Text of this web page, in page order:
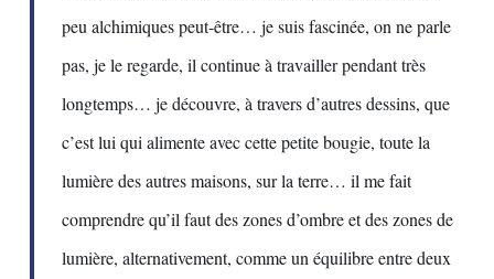
peu alchimiques peut-être… je suis fascinée, on ne parle
pas, je le regarde, il continue à travailler pendant très
longtemps… je découvre, à travers d’autres dessins, que
c’est lui qui alimente avec cette petite bougie, toute la
lumière des autres maisons, sur la terre… il me fait
comprendre qu’il faut des zones d’ombre et des zones de
lumière, alternativement, comme un équilibre entre deux